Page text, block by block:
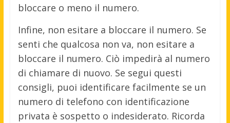
bloccare o meno il numero.
Infine, non esitare a bloccare il numero. Se
senti che qualcosa non va, non esitare a
bloccare il numero. Ciò impedirà al numero
di chiamare di nuovo. Se segui questi
consigli, puoi identificare facilmente se un
numero di telefono con identificazione
privata è sospetto o indesiderato. Ricorda